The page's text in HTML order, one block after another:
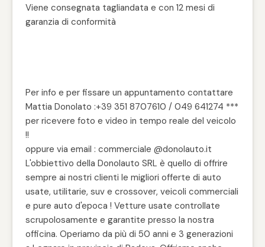
Viene consegnata tagliandata e con 12 mesi di
garanzia di conformità
Per info e per fissare un appuntamento contattare
Mattia Donolato :+39 351 8707610 / 049 641274 ***
per ricevere foto e video in tempo reale del veicolo
!!
oppure via email : commerciale @donolauto.it
L'obbiettivo della Donolauto SRL è quello di offrire
sempre ai nostri clienti le migliori offerte di auto
usate, utilitarie, suv e crossover, veicoli commerciali
e pure auto d'epoca ! Vetture usate controllate
scrupolosamente e garantite presso la nostra
officina. Operiamo da più di 50 anni e 3 generazioni